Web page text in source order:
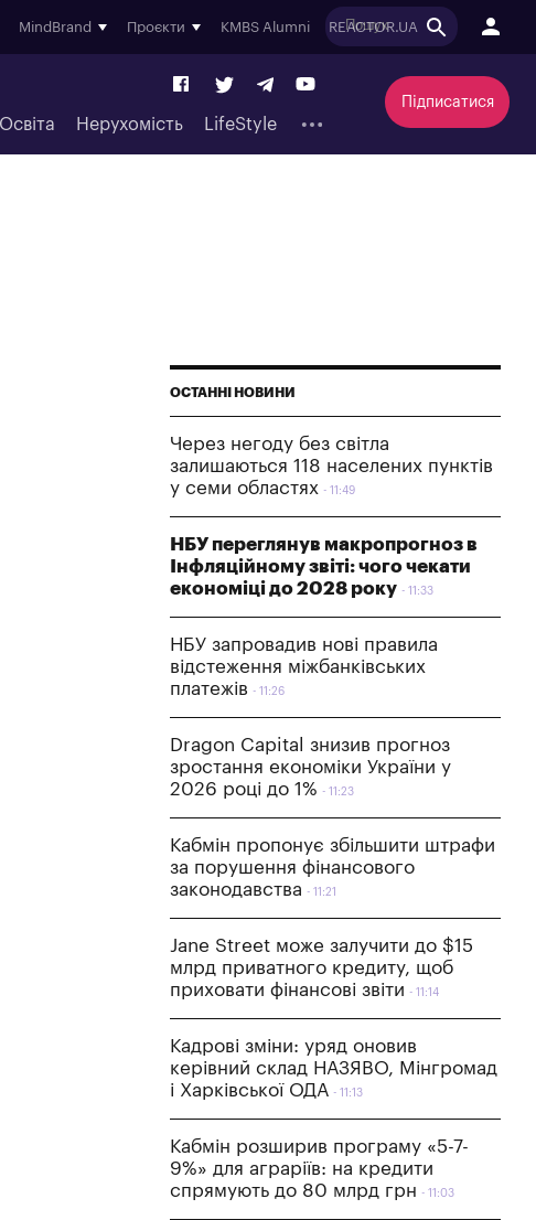
MindBrand Проєкти KMBS Alumni REACTOR.UA
Освіта Нерухомість LifeStyle
Підписатися
ОСТАННІ НОВИНИ
Через негоду без світла
залишаються 118 населених пунктів
у семи областях
11:49
НБУ переглянув макропрогноз в
Інфляційному звіті: чого чекати
економіці до 2028 року
11:33
НБУ запровадив нові правила
відстеження міжбанківських
платежів
11:26
Dragon Capital знизив прогноз
зростання економіки України у
2026 році до 1%
11:23
Кабмін пропонує збільшити штрафи
за порушення фінансового
законодавства
11:21
Jane Street може залучити до $15
млрд приватного кредиту, щоб
приховати фінансові звіти
11:14
Кадрові зміни: уряд оновив
керівний склад НАЗЯВО, Мінгромад
і Харківської ОДА
11:13
Кабмін розширив програму «5-7-
9%» для аграріїв: на кредити
спрямують до 80 млрд грн
11:03